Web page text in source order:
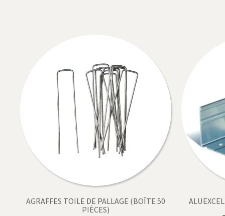
AGRAFFES TOILE DE PALLAGE (BOÎTE 50
PIÈCES)